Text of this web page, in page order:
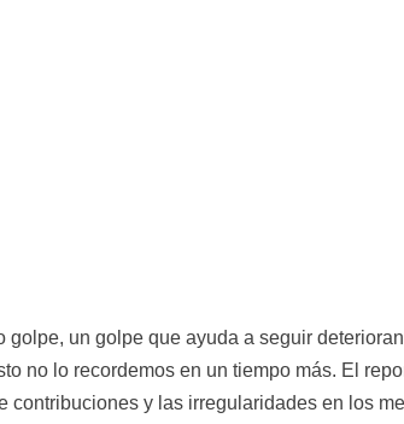
golpe, un golpe que ayuda a seguir
no lo recordemos en un tiempo más. El
contribuciones y las irregularidades en los